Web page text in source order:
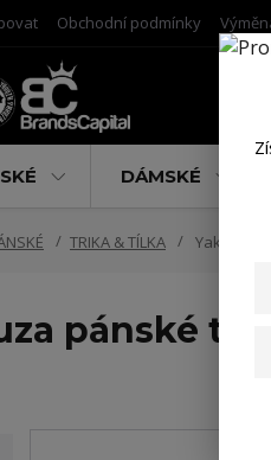
Obchodní podmínky
DÁMSKÉ
TRIKA & TÍLKA Yakuza
pánské